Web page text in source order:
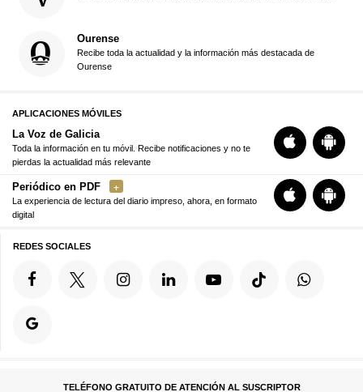
Ourense
Recibe toda la actualidad y la información más destacada de
Ourense
APLICACIONES MÓVILES
La Voz de Galicia
Toda la información en tu móvil. Recibe notificaciones y no te
pierdas la actualidad más relevante
Periódico en PDF
La experiencia de lectura del diario impreso, ahora, en formato
digital
REDES SOCIALES
TELÉFONO GRATUITO DE ATENCIÓN AL SUSCRIPTOR